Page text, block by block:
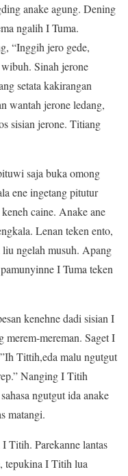
anake agung. Dening
ngalih I Tuma.
“Inggih jero gede,
Sinah jerone
setata kakirangan
wantah jerone ledang,
sisian jerone. Titiang
saja buka omong
ene ingetang pitutur
caine. Anake ane
Lenan teken ento,
ngelah musuh. Apang
I Tuma teken
kenehne dadi sisian I
merem-mereman. Saget I
Tittih,eda malu ngutgut
Nanging I Titih
ngutgut ida anake
matangi.
Titih. Parekanne lantas
tepukina I Titih lua